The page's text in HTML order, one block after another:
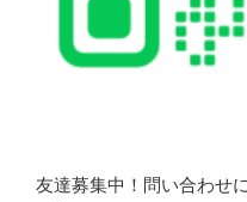
友達募集中！問い合わせ